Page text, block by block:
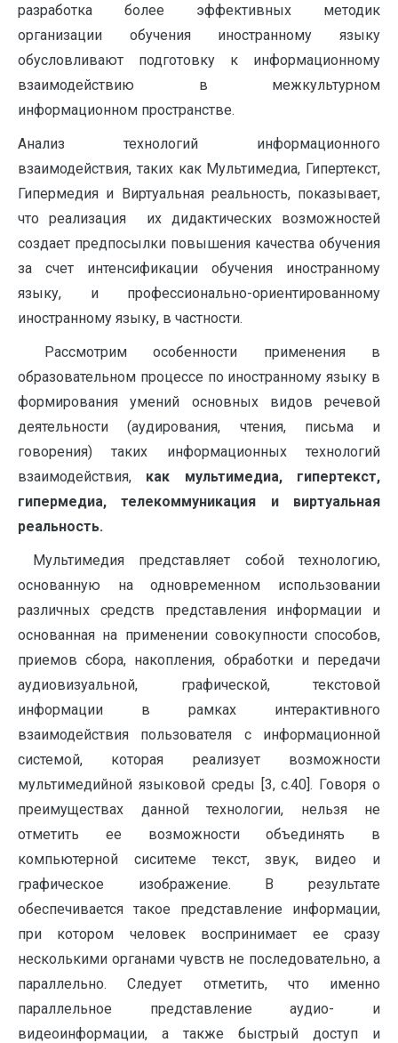
разработка более эффективных методик
организации обучения иностранному языку
обусловливают подготовку к информационному
взаимодействию в межкультурном
информационном пространстве.
Анализ технологий информационного
взаимодействия, таких как Мультимедиа, Гипертекст,
Гипермедия и Виртуальная реальность, показывает,
что реализация их дидактических возможностей
создает предпосылки повышения качества обучения
за счет интенсификации обучения иностранному
языку, и профессионально-ориентированному
иностранному языку, в частности.
Рассмотрим особенности применения в
образовательном процессе по иностранному языку в
формирования умений основных видов речевой
деятельности (аудирования, чтения, письма и
говорения) таких информационных технологий
взаимодействия, как мультимедиа, гипертекст,
гипермедиа, телекоммуникация и виртуальная
реальность.
Мультимедия представляет собой технологию,
основанную на одновременном использовании
различных средств представления информации и
основанная на применении совокупности способов,
приемов сбора, накопления, обработки и передачи
аудиовизуальной, графической, текстовой
информации в рамках интерактивного
взаимодействия пользователя с информационной
системой, которая реализует возможности
мультимедийной языковой среды [3, с.40]. Говоря о
преимуществах данной технологии, нельзя не
отметить ее возможности объединять в
компьютерной сиситеме текст, звук, видео и
графическое изображение. В результате
обеспечивается такое представление информации,
при котором человек воспринимает ее сразу
несколькими органами чувств не последовательно, а
параллельно. Следует отметить, что именно
параллельное представление аудио- и
видеоинформации, а также быстрый доступ и